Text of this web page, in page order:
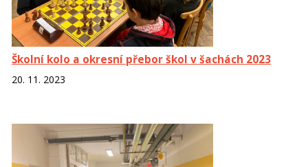
Školní kolo a okresní přebor škol v šachách 2023
20. 11. 2023